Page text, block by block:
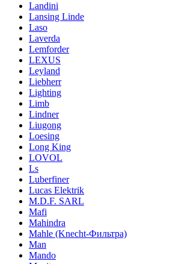
Landini
Lansing Linde
Laso
Laverda
Lemforder
LEXUS
Leyland
Liebherr
Lighting
Limb
Lindner
Liugong
Loesing
Long King
LOVOL
Ls
Luberfiner
Lucas Elektrik
M.D.F. SARL
Mafi
Mahindra
Mahle (Knecht-Фильтра)
Man
Mando